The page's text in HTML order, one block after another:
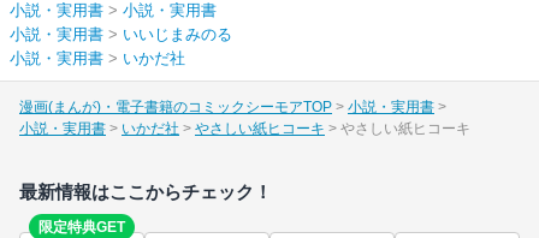
小説・実用書 > 小説・実用書
小説・実用書 > いいじまみのる
小説・実用書 > いかだ社
漫画(まんが)・電子書籍のコミックシーモアTOP
小説・実用書
小説・実用書
いかだ社 やさしい紙ヒコーキ やさしい紙ヒコーキ
最新情報はここからチェック！
限定特典GET